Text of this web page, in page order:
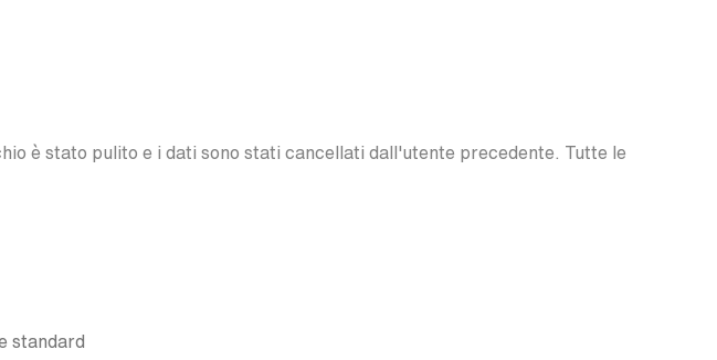
è stato pulito e i dati sono stati cancellati dall'utente precedente. Tutte le
standard